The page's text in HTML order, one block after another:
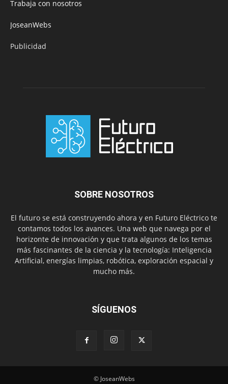
Trabaja con nosotros
JoseanWebs
Publicidad
SOBRE NOSOTROS
El futuro se está construyendo ahora y en Futuro Eléctrico te
contamos todos los avances. Una web que navega por el
horizonte de innovación y que trata algunos de los temas
más fascinantes de la ciencia y la tecnología: Inteligencia
Artificial, energías limpias, robótica, exploración espacial y
mucho más.
SÍGUENOS
© JoseanWebs